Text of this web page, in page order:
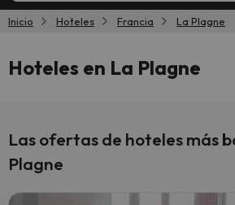
Inicio Hoteles Francia La Plagne
Hoteles en La Plagne
Las ofertas de hoteles más
Plagne